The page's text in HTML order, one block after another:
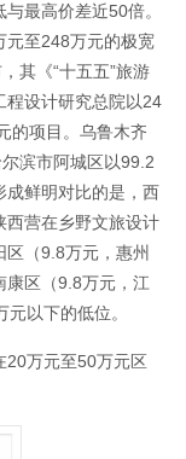
最高价差近50倍。
元至248万元的极宽
其《“十五五”旅游
程设计研究总院以24
的项目。乌鲁木齐
滨市阿城区以99.2
成鲜明对比的是，西
西营在乡野文旅设计
（9.8万元，惠州
康区（9.8万元，江
以下的低位。
20万元至50万元区